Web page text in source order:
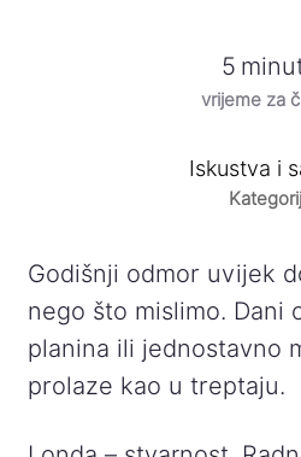
vrijeme za
5
Iskustva i
Godišnji odmor uvijek
nego što mislimo. Dani
planina ili jednostavno
prolaze kao u treptaju.